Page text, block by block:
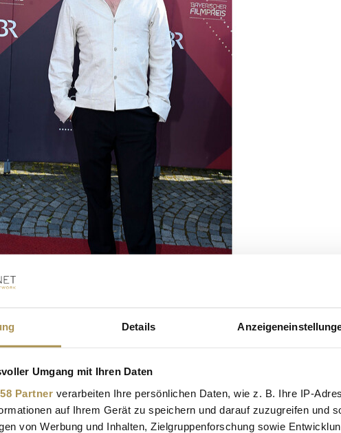
Details
Umgang mit Ihren Daten
Partner verarbeiten Ihre persönlichen Daten, wie z. B. Ihre IP-
auf Ihrem Gerät zu speichern und darauf zuzugreifen und
von Werbung und Inhalten, Zielgruppenforschung sowie
Advertisement